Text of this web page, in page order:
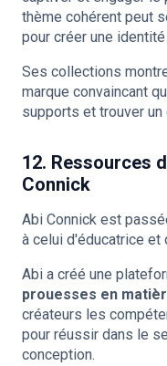
thème cohérent peut
pour créer une
Ses collections
marque convaincant
supports et trouver un
12. Ressources
Connick
Abi Connick est
à celui d'éducatrice et
Abi a créé une
prouesses en
créateurs les
pour réussir dans le
conception.